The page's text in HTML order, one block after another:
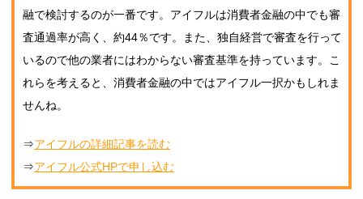
融で検討するのが一番です。アイフルは消費者金融の中でも審
査通過率が高く、約44％です。また、独自経営で審査を行って
いるので他の業者にはわからない審査基準を持っています。こ
れらを考えると、消費者金融の中ではアイフル一択かもしれま
せんね。
⇒アイフルの詳細記事を読む
⇒アイフル公式HPで申し込む